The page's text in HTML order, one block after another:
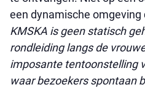
een dynamische omgeving
KMSKA is geen statisch
rondleiding langs de
imposante tentoonstelling
waar bezoekers spontaan